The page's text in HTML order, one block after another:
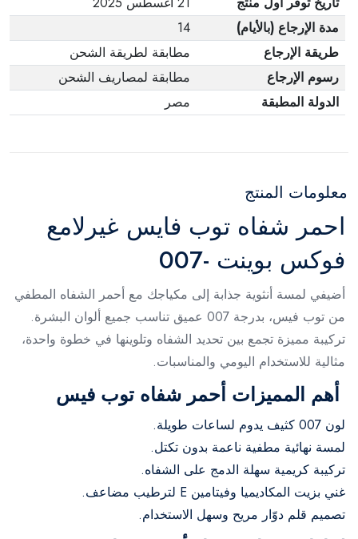
مدة الإرجاع (بالأيام)
14
طريقة الإرجاع
مطابقة لطريقة الشحن
رسوم الإرجاع
مطابقة لمصاريف الشحن
الدولة المطبقة
مصر
معلومات المنتج
احمر شفاه توب فايس غيرلامع
فوكس بوينت -007
أضيفي لمسة أنثوية جذابة إلى مكياجك مع أحمر الشفاه المطفي
من توب فيس، بدرجة 007 عميق تناسب جميع ألوان البشرة.
تركيبة مميزة تجمع بين تحديد الشفاه وتلوينها في خطوة واحدة،
مثالية للاستخدام اليومي والمناسبات.
أهم المميزات أحمر شفاه توب فيس
لون 007 كثيف يدوم لساعات طويلة.
لمسة نهائية مطفية ناعمة بدون تكتل.
تركيبة كريمية سهلة الدمج على الشفاه.
غني بزيت المكاديميا وفيتامين E لترطيب مضاعف.
تصميم قلم دوّار مريح وسهل الاستخدام.